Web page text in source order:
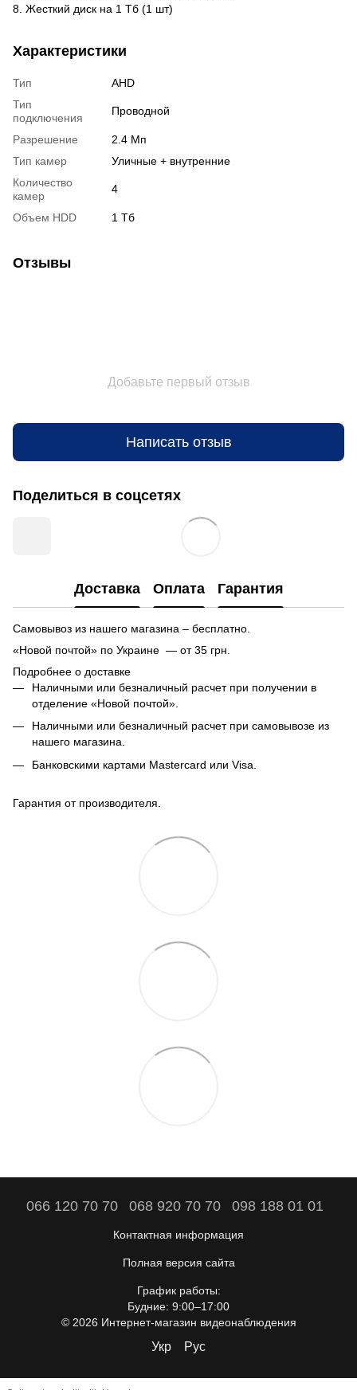
8. Жесткий диск на 1 Тб (1 шт)
Характеристики
Тип
AHD
Тип
подключения
Проводной
Разрешение
2.4 Мп
Тип камер
Уличные + внутренние
Количество
камер
4
Объем HDD 1 Тб
Отзывы
Добавьте первый отзыв
Написать отзыв
Поделиться в соцсетях
Доставка Оплата Гарантия
Самовывоз из нашего магазина – бесплатно.
«Новой почтой» по Украине — от 35 грн.
Подробнее о доставке
Наличными или безналичный расчет при получении в
отделение «Новой почтой».
Наличными или безналичный расчет при самовывозе из
нашего магазина.
Банковскими картами Mastercard или Visa.
Гарантия от производителя.
066 120 70 70 068 920 70 70 098 188 01 01
Контактная информация
Полная версия сайта
График работы:
Будние: 9:00–17:00
© 2026 Интернет-магазин видеонаблюдения
Укр Рус